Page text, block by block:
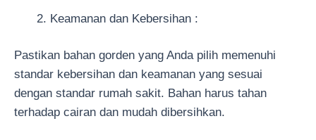
Keamanan dan Kebersihan :
Pastikan bahan gorden yang Anda pilih memenuhi
standar kebersihan dan keamanan yang sesuai
dengan standar rumah sakit. Bahan harus tahan
terhadap cairan dan mudah dibersihkan.